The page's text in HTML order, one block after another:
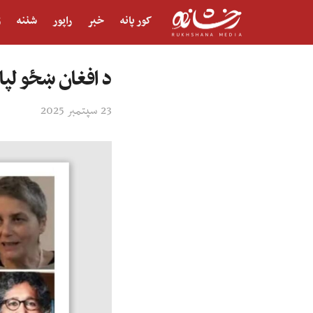
کور پانه خبر راپور شننه
د افغان ښځو
23 سپتمبر 2025